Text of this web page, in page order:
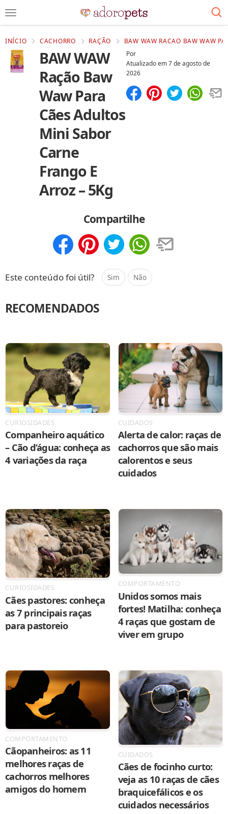
INÍCIO CACHORRO RAÇÃO BAW WAW RACAO BAW WAW
BAW WAW
Ração Baw
Waw Para
Cães Adultos
Mini Sabor
Carne
Frango E
Arroz – 5Kg
Por
Atualizado em7 de agosto de
2026
Compartilhe
Este conteúdo foi útil? Sim Não
RECOMENDADOS
CURIOSIDADES
Companheiro aquático
– Cão d’água: conheça as
4 variações da raça
CUIDADOS
Alerta de calor: raças de
cachorros que são mais
calorentos e seus
cuidados
CURIOSIDADES
Cães pastores: conheça
as 7 principais raças
para pastoreio
COMPORTAMENTO
Unidos somos mais
fortes! Matilha: conheça
4 raças que gostam de
viver em grupo
COMPORTAMENTO
Cãopanheiros: as 11
melhores raças de
cachorros melhores
amigos do homem
CUIDADOS
Cães de focinho curto:
veja as 10 raças de cães
braquicefálicos e os
cuidados necessários